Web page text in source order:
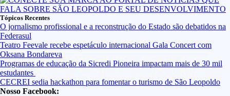
Tópicos Recentes
O jornalismo profissional e a reconstrução do Estado são debatidos na
Federasul
Teatro Feevale recebe espetáculo internacional Gala Concert com
Oksana Bondareva
Programas de educação da Sicredi Pioneira impactam mais de 30 mil
estudantes
CECREI sedia hackathon para fomentar o turismo de São Leopoldo
Nosso Facebook: